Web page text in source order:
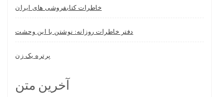
خاطرات کتابفروشی های ایران
دفتر خاطرات روزانه: نوشتن با این وحشت
پرتره یک زن
آخرین متن